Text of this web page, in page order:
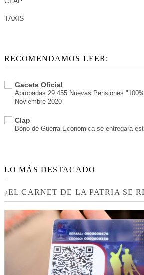
TAXIS
RECOMENDAMOS LEER:
Gaceta Oficial
Aprobadas 29.455 Nuevas Pensiones
Noviembre 2020
Clap
Bono de Guerra Económica se entregara
LO MÁS DESTACADO
¿EL CARNET DE LA PATRIA SE